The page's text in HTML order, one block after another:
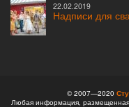
22.02.2019
Надписи для
© 2007—2020
Любая информация, размещенная